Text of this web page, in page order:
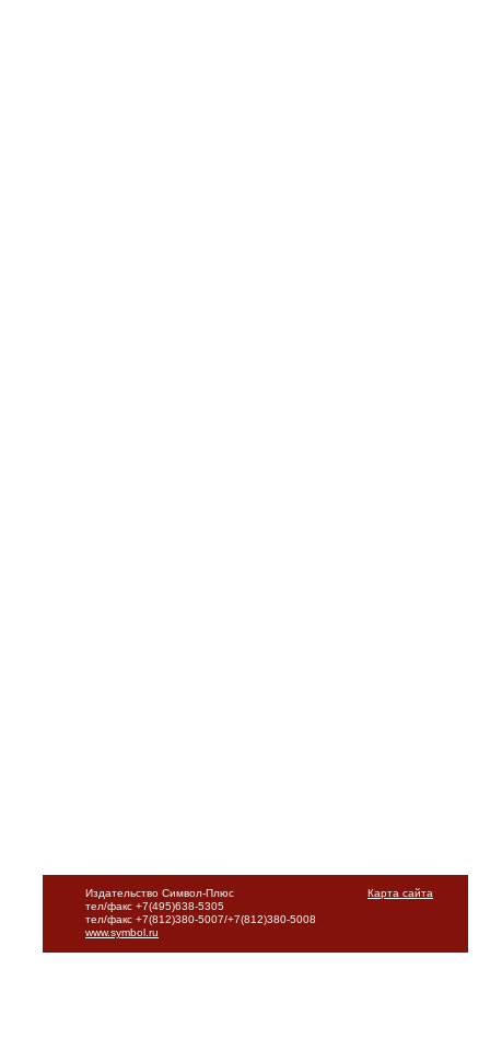
Карта сайта
Издательство Символ-Плюс
тел/факс +7(495)638-5305
тел/факс +7(812)380-5007/+7(812)380-5008
www.symbol.ru